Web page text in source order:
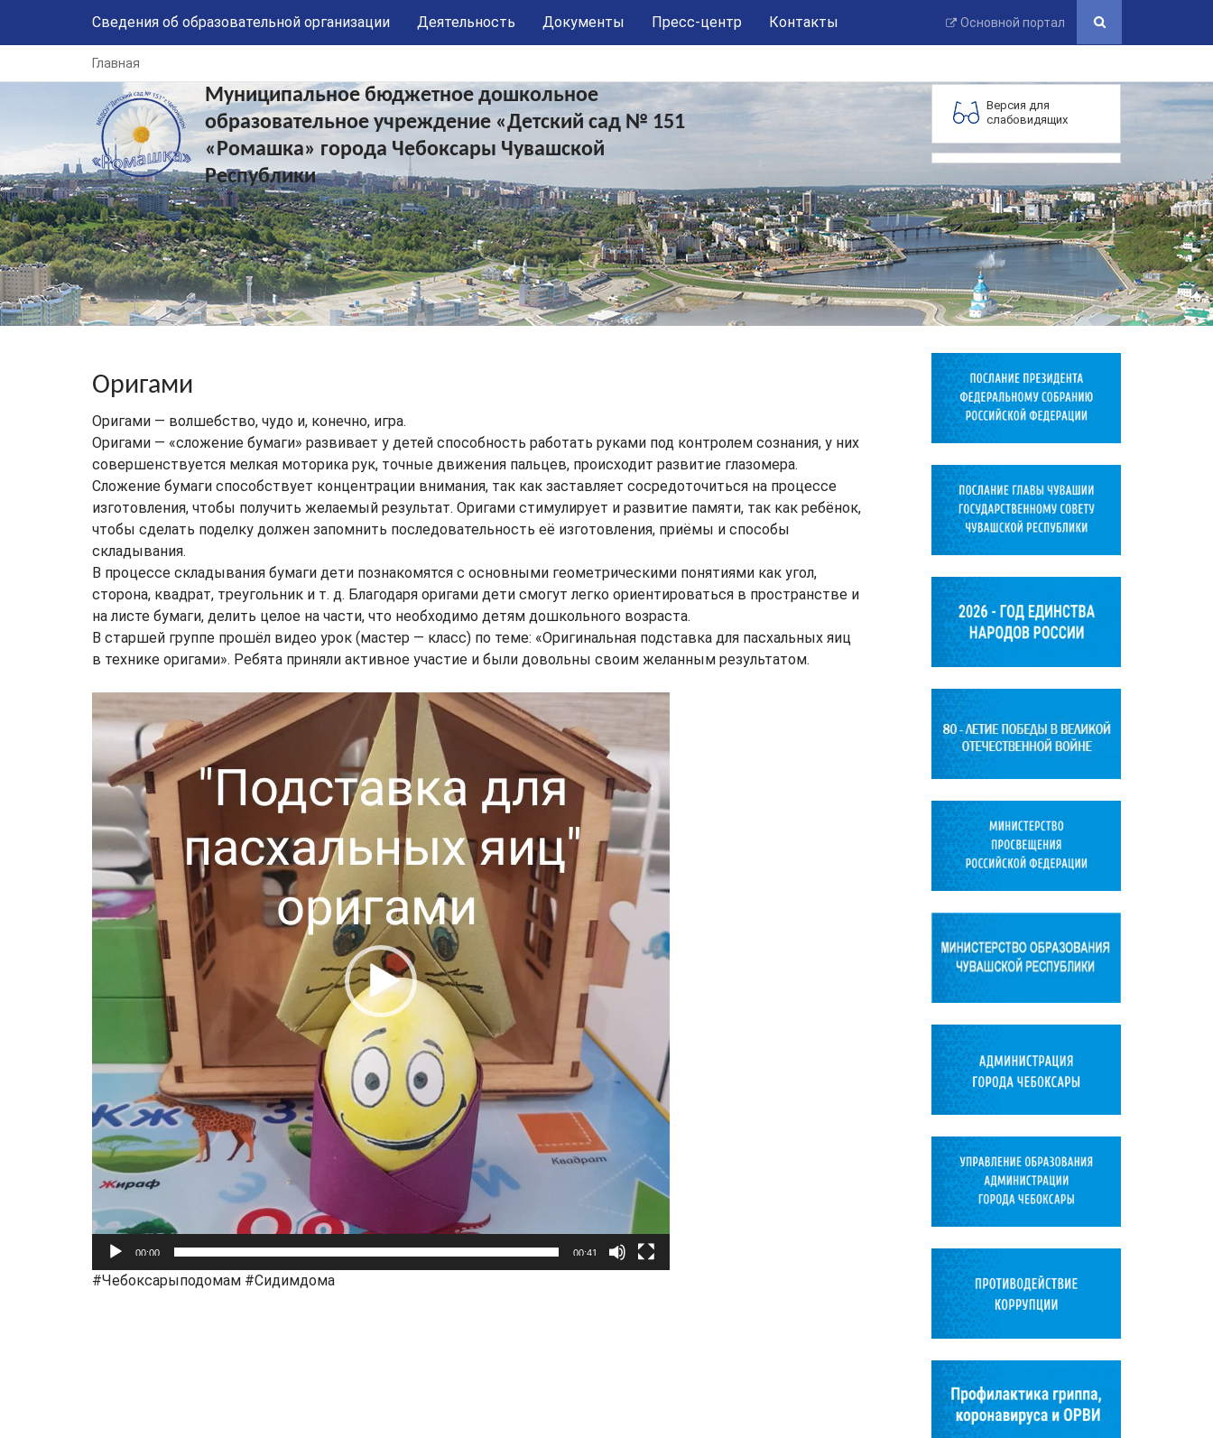
Сведения об образовательной организации Деятельность Документы Пресс-центр Контакты Основной портал
Главная
Муниципальное бюджетное дошкольное
образовательное учреждение «Детский сад № 151
«Ромашка» города Чебоксары Чувашской
Республики
Версия для
слабовидящих
Оригами
Оригами — волшебство, чудо и, конечно, игра.
Оригами — «сложение бумаги» развивает у детей способность работать руками под контролем сознания, у них
совершенствуется мелкая моторика рук, точные движения пальцев, происходит развитие глазомера.
Сложение бумаги способствует концентрации внимания, так как заставляет сосредоточиться на процессе
изготовления, чтобы получить желаемый результат. Оригами стимулирует и развитие памяти, так как ребёнок,
чтобы сделать поделку должен запомнить последовательность её изготовления, приёмы и способы
складывания.
В процессе складывания бумаги дети познакомятся с основными геометрическими понятиями как угол,
сторона, квадрат, треугольник и т. д. Благодаря оригами дети смогут легко ориентироваться в пространстве и
на листе бумаги, делить целое на части, что необходимо детям дошкольного возраста.
В старшей группе прошёл видео урок (мастер — класс) по теме: «Оригинальная подставка для пасхальных яиц
в технике оригами». Ребята приняли активное участие и были довольны своим желанным результатом.
Видеоплеер
00:00 00:41
#Чебоксарыподомам #Сидимдома